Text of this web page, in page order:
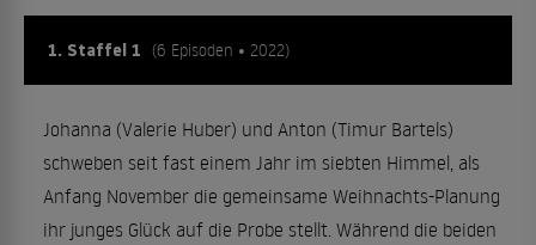
1. Staffel 1 (6 Episoden • 2022)
Johanna (Valerie Huber) und Anton (Timur Bartels)
schweben seit fast einem Jahr im siebten Himmel, als
Anfang November die gemeinsame Weihnachts-Planung
ihr junges Glück auf die Probe stellt. Während die beiden